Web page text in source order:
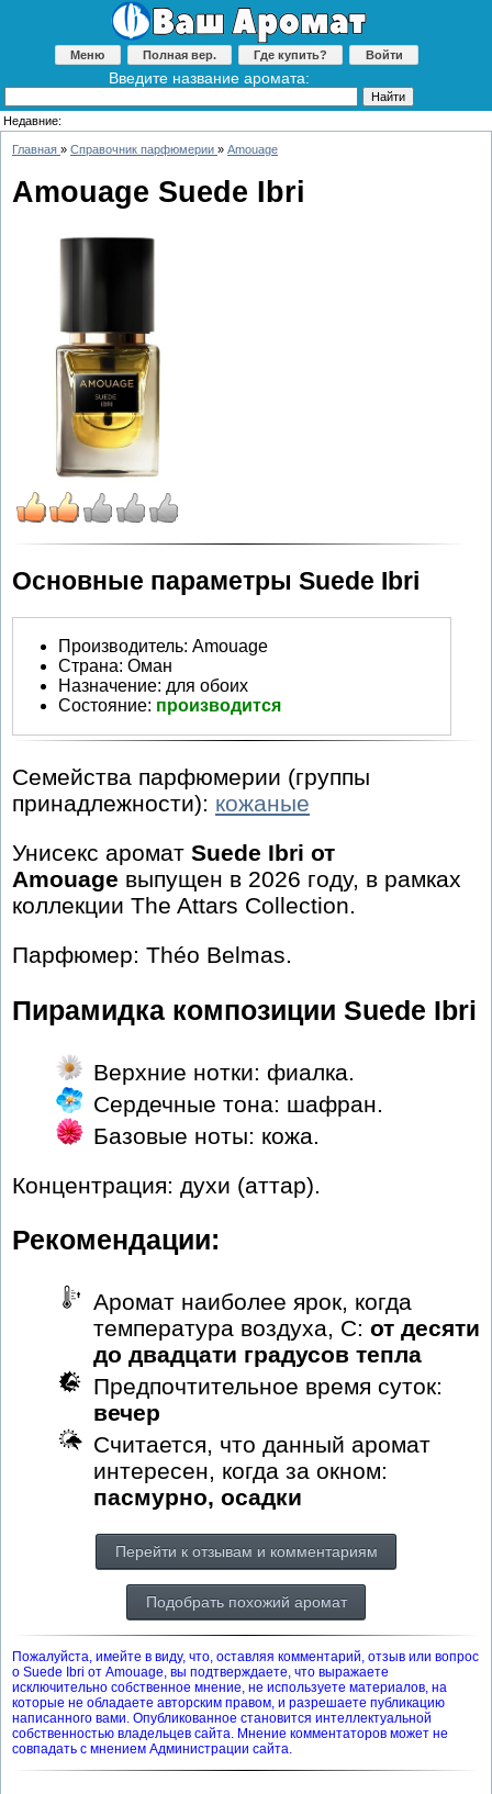
Меню Полная вер. Где купить? Войти
Введите название аромата:
Недавние:
Главная » Справочник парфюмерии » Amouage
Amouage Suede Ibri
Основные параметры Suede Ibri
Производитель: Amouage
Страна: Оман
Назначение: для обоих
Состояние: производится
Семейства парфюмерии (группы
принадлежности): кожаные
Унисекс аромат Suede Ibri от
Amouage выпущен в 2026 году, в рамках
коллекции The Attars Collection.
Парфюмер: Théo Belmas.
Пирамидка композиции Suede Ibri
Верхние нотки: фиалка.
Сердечные тона: шафран.
Базовые ноты: кожа.
Концентрация: духи (аттар).
Рекомендации:
Аромат наиболее ярок, когда
температура воздуха, С: от десяти
до двадцати градусов тепла
Предпочтительное время суток:
вечер
Считается, что данный аромат
интересен, когда за окном:
пасмурно, осадки
Перейти к отзывам и комментариям
Подобрать похожий аромат
Пожалуйста, имейте в виду, что, оставляя комментарий, отзыв или вопрос
о Suede Ibri от Amouage, вы подтверждаете, что выражаете
исключительно собственное мнение, не используете материалов, на
которые не обладаете авторским правом, и разрешаете публикацию
написанного вами. Опубликованное становится интеллектуальной
собственностью владельцев сайта. Мнение комментаторов может не
совпадать с мнением Администрации сайта.